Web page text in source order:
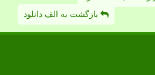
بازگشت به الف دانلود